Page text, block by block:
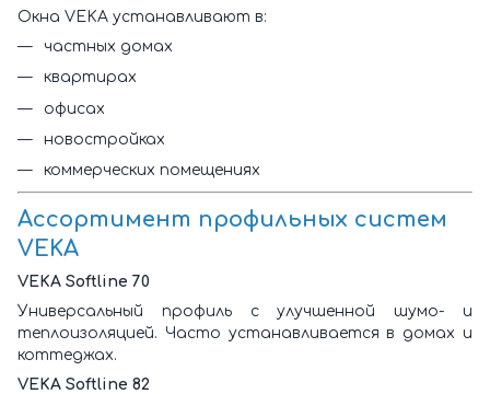
Окна VEKA устанавливают в:
частных домах
квартирах
офисах
новостройках
коммерческих помещениях
Ассортимент профильных систем
VEKA
VEKA Softline 70
Универсальный профиль с улучшенной шумо- и
теплоизоляцией. Часто устанавливается в домах и
коттеджах.
VEKA Softline 82